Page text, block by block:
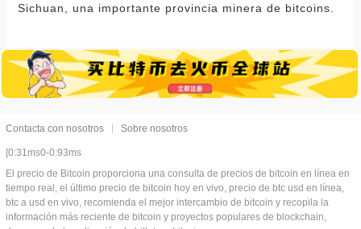
Sichuan, una importante provincia minera de bitcoins.
Contacta con nosotros Sobre nosotros
[0:31ms0-0:93ms
El precio de Bitcoin proporciona una consulta de precios de bitcoin en línea en
tiempo real, el último precio de bitcoin hoy en vivo, precio de btc usd en línea,
btc a usd en vivo, recomienda el mejor intercambio de bitcoin y recopila la
información más reciente de bitcoin y proyectos populares de blockchain,